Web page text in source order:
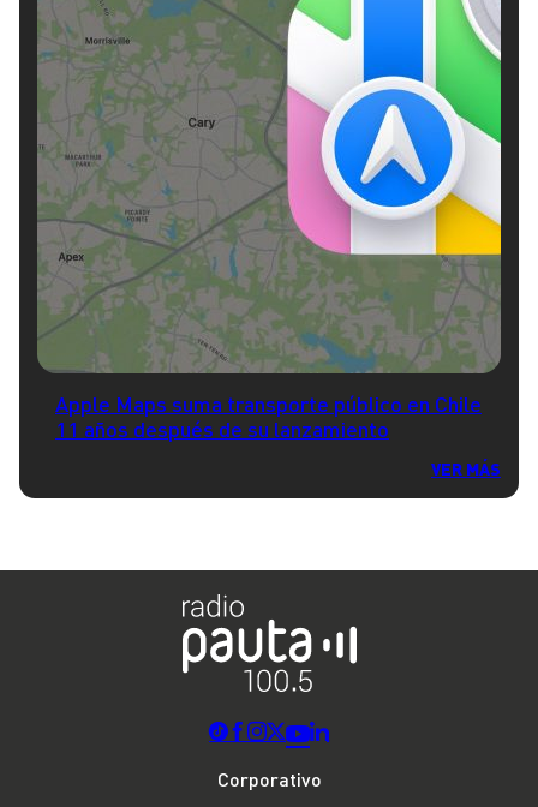
Apple Maps suma transporte público en Chile
11 años después de su lanzamiento
VER MÁS
Corporativo